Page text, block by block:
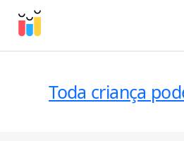
Toda criança